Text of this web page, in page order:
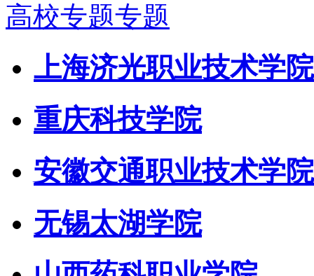
高校专题专题
上海济光职业技术学院
重庆科技学院
安徽交通职业技术学院
无锡太湖学院